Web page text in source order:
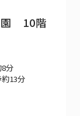
園 10階
分
13分